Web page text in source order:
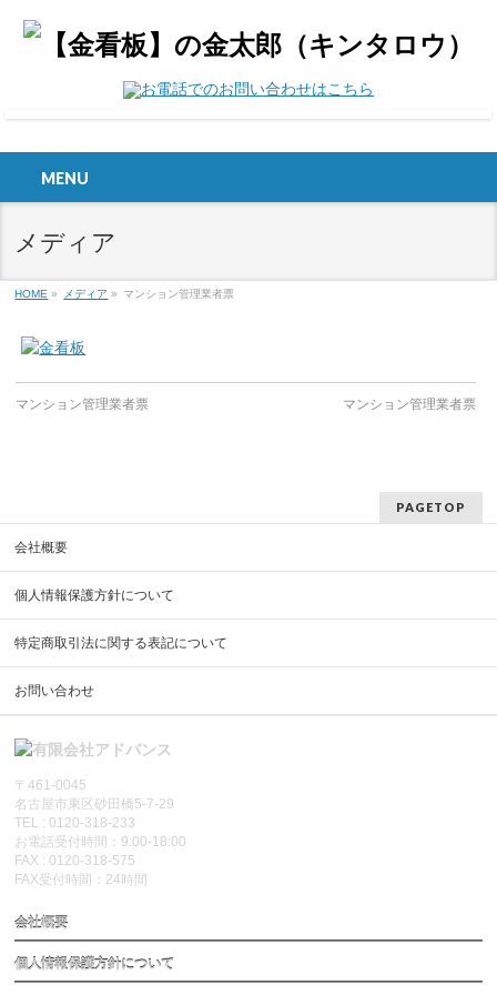
MENU
メディア
HOME » メディア » マンション管理業者票
マンション管理業者票 マンション管理業者票
PAGETOP
会社概要
個人情報保護方針について
特定商取引法に関する表記について
お問い合わせ
〒461-0045
名古屋市東区砂田橋5-7-29
TEL : 0120-318-233
お電話受付時間：9:00-18:00
FAX : 0120-318-575
FAX受付時間：24時間
会社概要
個人情報保護方針について